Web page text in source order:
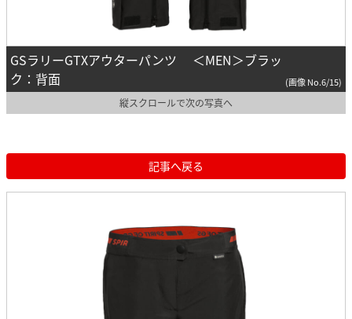
GSラリーGTXアウターパンツ ＜MEN＞ブラッ
ク：背面
(画像 No.6/15)
縦スクロールで次の写真へ
記事へ戻る